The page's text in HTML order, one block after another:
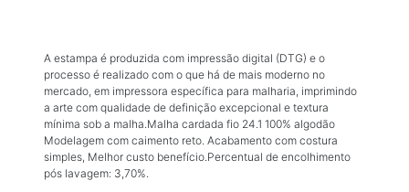
A estampa é produzida com impressão digital (DTG) e o
processo é realizado com o que há de mais moderno no
mercado, em impressora específica para malharia, imprimindo
a arte com qualidade de definição excepcional e textura
mínima sob a malha.Malha cardada fio 24.1 100% algodão
Modelagem com caimento reto. Acabamento com costura
simples, Melhor custo benefício.Percentual de encolhimento
pós lavagem: 3,70%.